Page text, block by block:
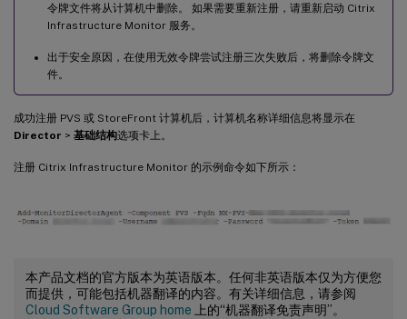
令牌文件将从计算机中删除。 如果需要重新注册，请重新启动 Citrix
Infrastructure Monitor 服务。
出于安全原因，在使用无效令牌尝试注册三次失败后，将删除令牌文
件。
成功注册 PVS 或 StoreFront 计算机后，计算机名称详细信息将显示在
Director > 基础结构选项卡上。
注册 Citrix Infrastructure Monitor 的示例命令如下所示：
本产品文档的官方版本为英语版本。任何非英语版本仅为方便您
而提供，可能包括机器翻译的内容。有关详细信息，请参阅
Cloud Software Group home 上的“机器翻译免责声明”。